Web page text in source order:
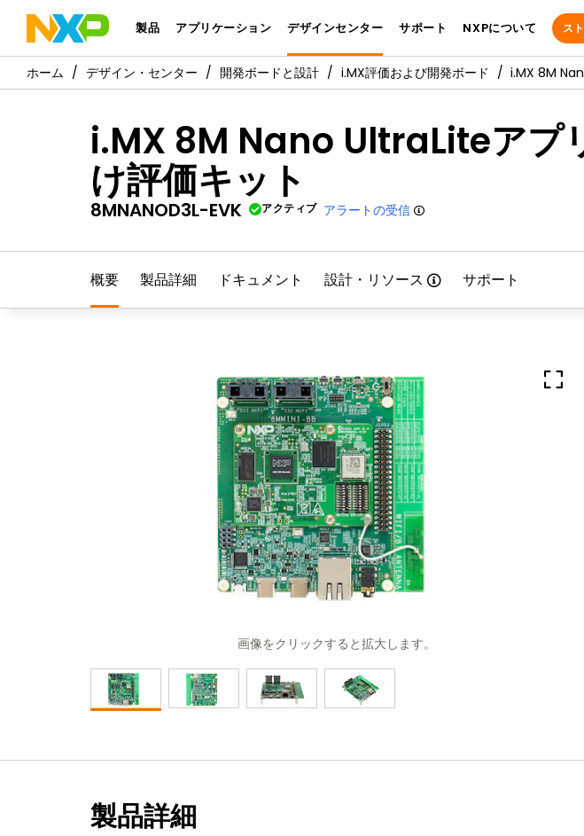
製品 アプリケーション デザインセンター サポート NXPについて ス
デザイン・センター 開発ボードと設計 i.MX評価および開発ボード i.MX 8M
i.MX 8M Nano UltraLiteアプ
け評価キット
8MNANOD3L-EVK アクティブ アラートの受信
概要 製品詳細 ドキュメント 設計・リソース サポート
画像をクリックすると拡大します。
製品詳細